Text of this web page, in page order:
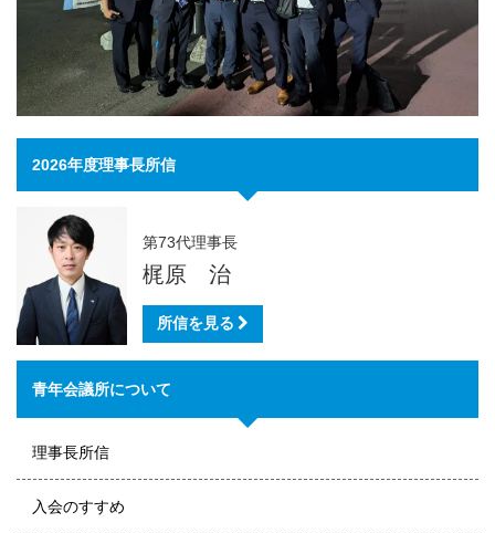
2026年度理事長所信
第73代理事長
梶原 治
所信を見る
青年会議所について
理事長所信
入会のすすめ